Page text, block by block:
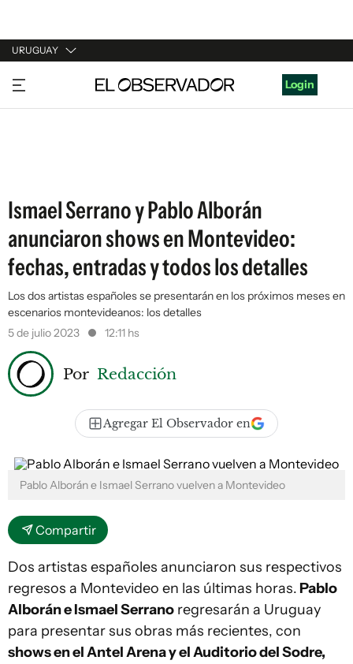
URUGUAY
URUGUAY
ARGENTINA
Login
Ismael Serrano y Pablo Alborán
anunciaron shows en Montevideo:
fechas, entradas y todos los detalles
Los dos artistas españoles se presentarán en los próximos meses en
escenarios montevideanos: los detalles
5 de julio 2023
12:11 hs
Por Redacción
Agregar El Observador en
Pablo Alborán e Ismael Serrano vuelven a Montevideo
Compartir
Dos artistas españoles anunciaron sus respectivos
regresos a Montevideo en las últimas horas. Pablo
Alborán e Ismael Serrano regresarán a Uruguay
para presentar sus obras más recientes, con
shows en el Antel Arena y el Auditorio del Sodre,